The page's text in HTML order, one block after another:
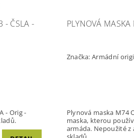
- ČSLA -
- Orig -
PLYNOVÁ
Značka:Armádní
Plynová maska M74
maska, kterou
armáda. Nepoužité z